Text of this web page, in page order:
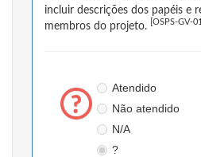
incluir descrições dos papéis e
membros do projeto.
[OSPS-GV-
Atendido
Não atendido
N/A
?